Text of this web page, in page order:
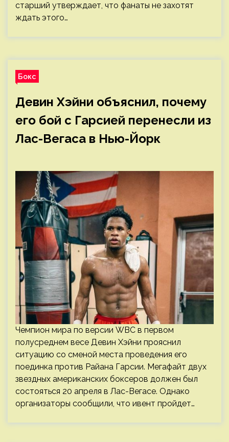
старший утверждает, что фанаты не захотят
ждать этого…
Бокс
Девин Хэйни объяснил, почему
его бой с Гарсией перенесли из
Лас-Вегаса в Нью-Йорк
Чемпион мира по версии WBC в первом
полусреднем весе Девин Хэйни прояснил
ситуацию со сменой места проведения его
поединка против Райана Гарсии. Мегафайт двух
звездных американских боксеров должен был
состояться 20 апреля в Лас-Вегасе. Однако
организаторы сообщили, что ивент пройдет…